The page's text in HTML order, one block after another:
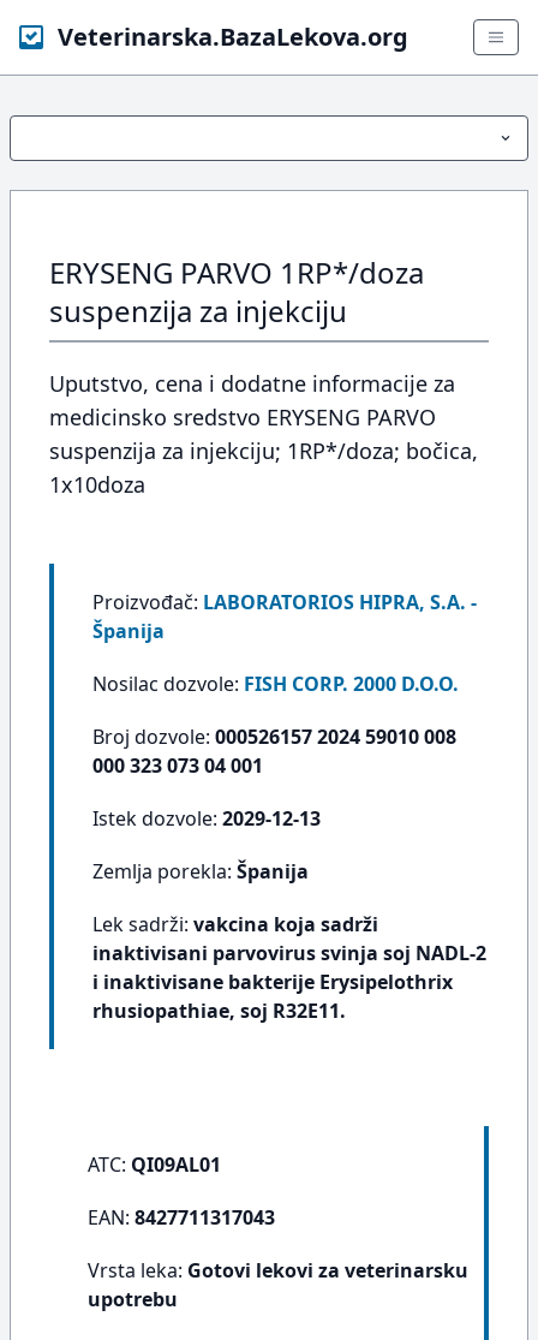
Veterinarska.BazaLekova.org
ERYSENG PARVO 1RP*/doza
suspenzija za injekciju
Uputstvo, cena i dodatne informacije za
medicinsko sredstvo ERYSENG PARVO
suspenzija za injekciju; 1RP*/doza; bočica,
1x10doza
Proizvođač: LABORATORIOS HIPRA, S.A. -
Španija
Nosilac dozvole: FISH CORP. 2000 D.O.O.
Broj dozvole: 000526157 2024 59010 008
000 323 073 04 001
Istek dozvole: 2029-12-13
Zemlja porekla: Španija
Lek sadrži: vakcina koja sadrži
inaktivisani parvovirus svinja soj NADL-2
i inaktivisane bakterije Erysipelothrix
rhusiopathiae, soj R32E11.
ATC: QI09AL01
EAN: 8427711317043
Vrsta leka: Gotovi lekovi za veterinarsku
upotrebu